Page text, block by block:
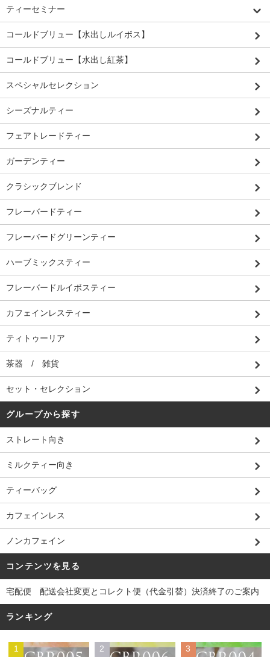
ティーセミナー
コールドブリュー【水出しルイボス】
コールドブリュー【水出し紅茶】
スペシャルセレクション
シーズナルティー
フェアトレードティー
ガーデンティー
クラシックブレンド
フレーバードティー
フレーバードグリーンティー
ハーブミックスティー
フレーバードルイボスティー
カフェインレスティー
ティトゥーリア
茶器 / 雑貨
セット・セレクション
グループから探す
ストレート向き
ミルクティー向き
ティーバッグ
カフェインレス
ノンカフェイン
コンテンツを見る
宅配便 配送会社変更とコレクト便（代金引替）決済終了のご案内
ランキング
1 2 3